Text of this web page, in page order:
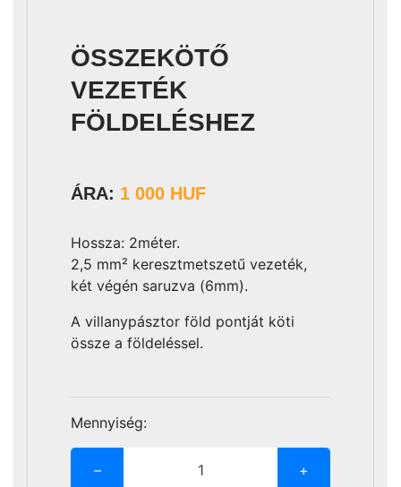
ÖSSZEKÖTŐ
VEZETÉK
FÖLDELÉSHEZ
ÁRA: 1 000 HUF
Hossza: 2méter.
2,5 mm² keresztmetszetű vezeték,
két végén saruzva (6mm).
A villanypásztor föld pontját köti
össze a földeléssel.
Mennyiség:
– 1 +